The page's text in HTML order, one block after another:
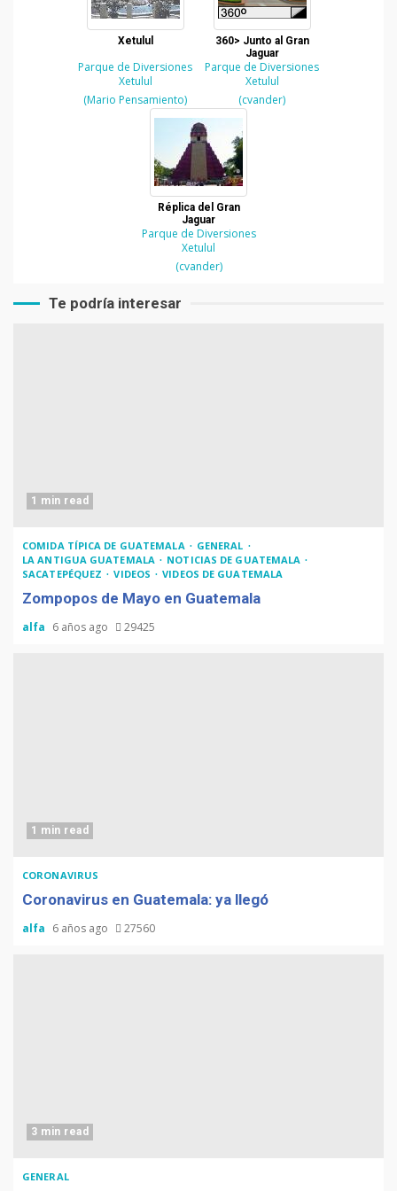
Xetulul
Parque de Diversiones
Xetulul
(Mario Pensamiento)
360> Junto al Gran
Jaguar
Parque de Diversiones
Xetulul
(cvander)
Réplica del Gran
Jaguar
Parque de Diversiones
Xetulul
(cvander)
Te podría interesar
1 min read
COMIDA TÍPICA DE GUATEMALA
GENERAL
LA ANTIGUA GUATEMALA
NOTICIAS DE GUATEMALA
SACATEPÉQUEZ
VIDEOS VIDEOS DE GUATEMALA
Zompopos de Mayo en Guatemala
alfa 6 años ago 29425
1 min read
CORONAVIRUS
Coronavirus en Guatemala: ya llegó
alfa 6 años ago 27560
3 min read
GENERAL